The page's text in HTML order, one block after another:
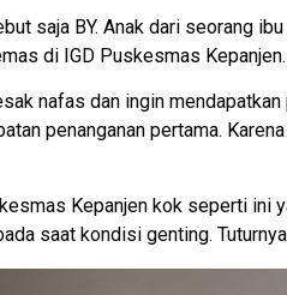
saja BY. Anak dari seorang
di IGD Puskesmas Kepanjen.
nafas dan ingin
penanganan pertama.
Kepanjen kok seperti ini
saat kondisi genting. Tuturnya